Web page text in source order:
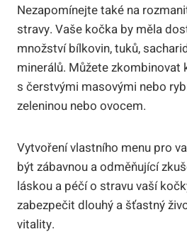
Nezapomínejte také na
stravy. Vaše kočka by měla
množství bílkovin, tuků,
minerálů. Můžete zkombinovat
s čerstvými masovými nebo
zeleninou nebo ovocem.
Vytvoření vlastního menu pro
být zábavnou a odměňující
láskou a péčí o stravu vaší
zabezpečit dlouhý a šťastný
vitality.